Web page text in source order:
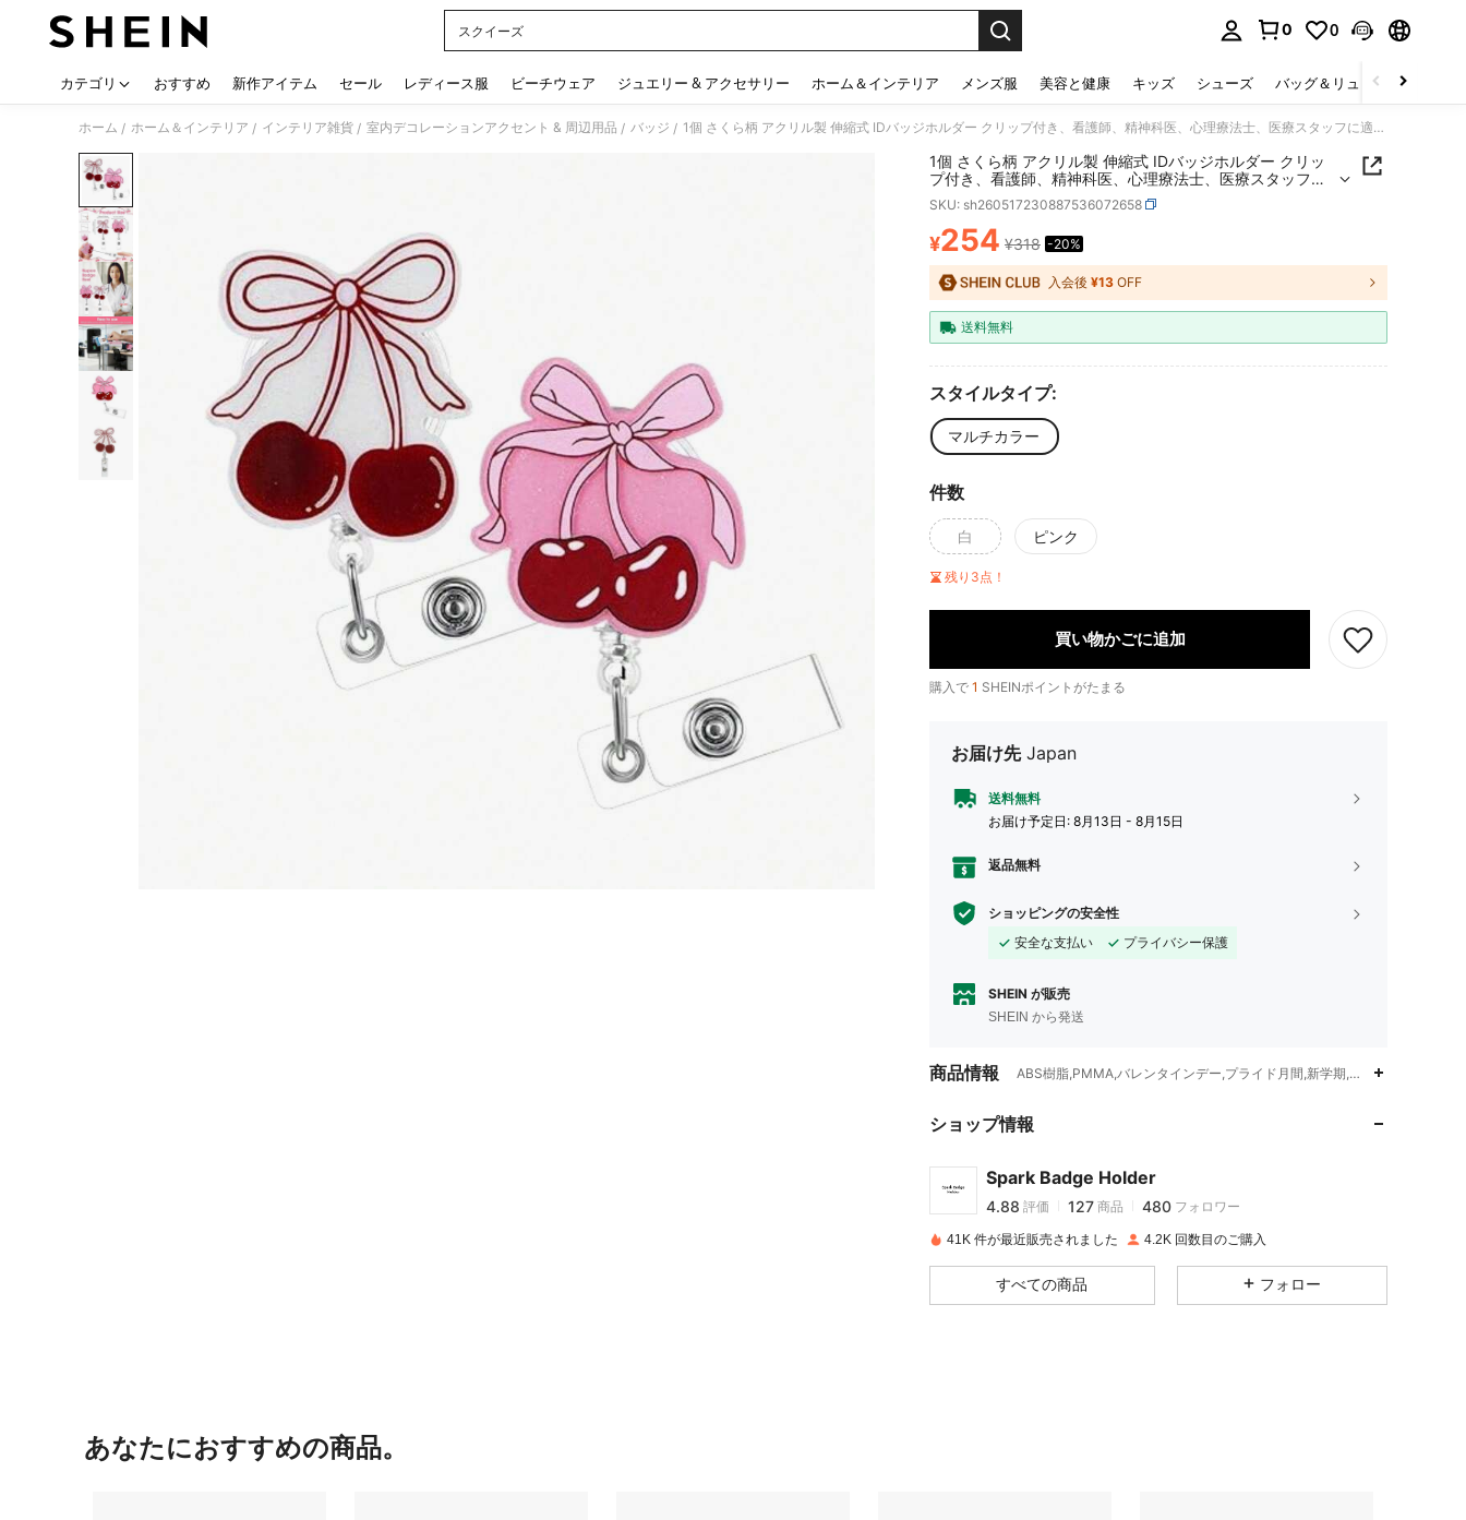
スクイーズ
0 0
カテゴリ おすすめ 新作アイテム セール レディース服 ビーチウェア ジュエリー & アクセサリー ホーム＆インテリア メンズ服 美容と健康 キッズ シューズ バッグ＆リュック
ホーム / ホーム＆インテリア / インテリア雑貨 / 室内デコレーションアクセント & 周辺用品 / バッジ / 1個 さくら柄 アクリル製 伸縮式 IDバッジホルダー クリップ付き、看護師、精神科医、心理療法士、医療スタッフに適しています、新学期シーズンにも
1個 さくら柄 アクリル製 伸縮式 IDバッジホルダー クリッ
プ付き、看護師、精神科医、心理療法士、医療スタッフに
適しています、新学期シーズンにも
SKU: sh260517230887536072658
PRICE AND AVAILABILITY
¥254 ¥318 -20%
入会後 ¥13 OFF
送料無料
スタイルタイプ:
マルチカラー
件数
白 ピンク
残り3点！
買い物かごに追加
購入で 1 SHEINポイントがたまる
お届け先 Japan
送料無料
お届け予定日: 8月13日 - 8月15日
返品無料
ショッピングの安全性
安全な支払い
プライバシー保護
SHEIN が販売
SHEIN から発送
商品情報 ABS樹脂,PMMA,バレンタインデー,プライド月間,新学期,クリスマス,感謝祭,
ショップ情報
Spark Badge Holder
4.88 127 480
4.88 評価 127 商品 480 フォロワー
4.88 127 480
41K 件が最近販売されました 4.2K 回数目のご購入
すべての商品 フォロー
あなたにおすすめの商品。